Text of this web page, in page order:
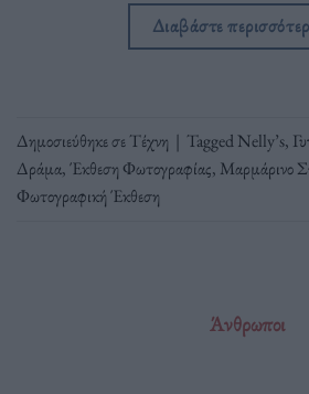
Διαβάστε
Δημοσιεύθηκε σεΤέχνη | TaggedNelly’s,
Δράμα,Έκθεση Φωτογραφίας, Μαρμάρινο
Φωτογραφική Έκθεση
Άνθρωποι